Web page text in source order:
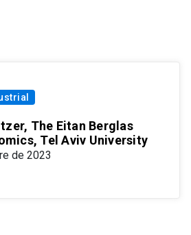
The Eitan Berglas
Tel Aviv University
de 2023